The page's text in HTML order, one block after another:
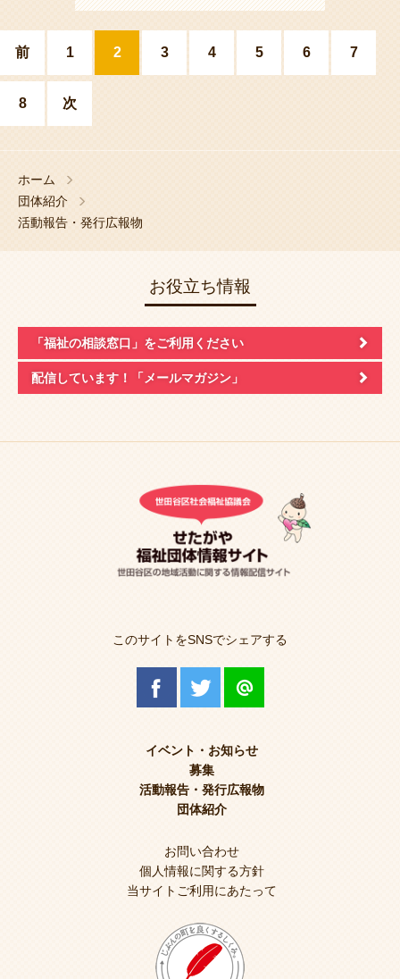
前 1 2 3 4 5 6 7
8 次
ホーム
団体紹介
活動報告・発行広報物
お役立ち情報
「福祉の相談窓口」 をご利用ください
配信しています！ 「メールマガジン」
このサイトをSNSでシェアする
イベント・お知らせ
募集
活動報告・発行広報物
団体紹介
お問い合わせ
個人情報に関する方針
当サイトご利用にあたって